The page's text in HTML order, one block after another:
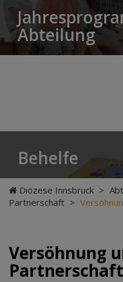
Abteilung
Behelfe
Diözese Innsbruck >
Partnerschaft >
Versöhnung
Partnerschaft